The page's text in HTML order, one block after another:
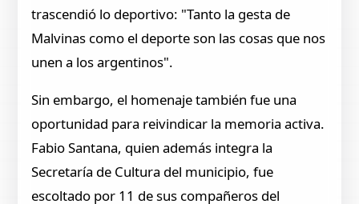
trascendió lo deportivo: "Tanto la gesta de
Malvinas como el deporte son las cosas que nos
unen a los argentinos".
Sin embargo, el homenaje también fue una
oportunidad para reivindicar la memoria activa.
Fabio Santana, quien además integra la
Secretaría de Cultura del municipio, fue
escoltado por 11 de sus compañeros del